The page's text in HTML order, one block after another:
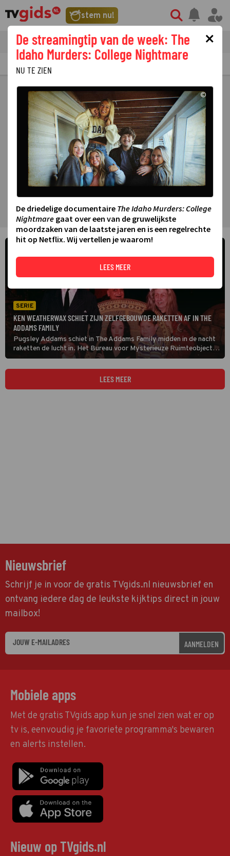
stem nu!
tvgids streaming nieuws
PRIMETIME GEMIST
SERIE
KEN WEATHERWAX SCHIET ZIJN ZELFGEBOUWDE RAKETTEN AF IN THE
ADDAMS FAMILY
Pugsley Addams schiet in The Addams Family midden in de nacht
raketten de lucht in. Het Bureau voor Mysterieuze Ruimteobjecten
doet onderzoek en klopt aan bij Huize Addams. Beide partijen
denken dat de anderen de ruimtewezens zijn.
LEES MEER
Nieuwsbrief
Schrijf je in voor de gratis TVgids.nl nieuwsbrief en
ontvang iedere dag de leukste kijktips direct in jouw
mailbox!
AANMELDEN
Mobiele apps
Met de gratis TVgids app kun je snel zien wat er op
tv is, eenvoudig je favoriete programma's bewaren
en alerts instellen.
Nieuw op TVgids.nl
×
De streamingtip van de week: The
Idaho Murders: College Nightmare
NU TE ZIEN
©
De driedelige documentaire The Idaho Murders: College
Nightmare gaat over een van de gruwelijkste
moordzaken van de laatste jaren en is een regelrechte
hit op Netflix. Wij vertellen je waarom!
LEES MEER